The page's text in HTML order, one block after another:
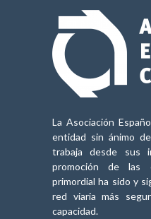
La Asociación
entidad sin ánimo
trabaja desde sus
promoción de las
primordial ha sido y
red viaria más
capacidad.